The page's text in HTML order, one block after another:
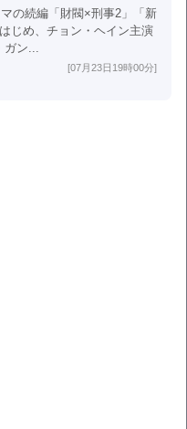
の続編「財閥×刑事2」「新
じめ、チョン・ヘイン主演
ン...
[07月23日19時00分]